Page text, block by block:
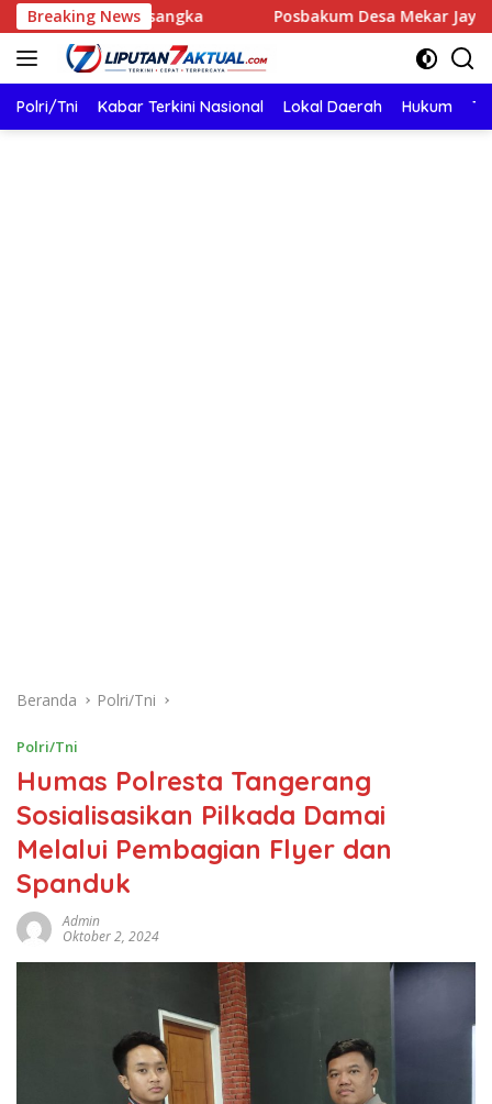
Langsung
ke
konten
Breaking News
Tersangka Posbakum Desa Mekar Jaya Dampingi
Polri/Tni Kabar Terkini Nasional Lokal Daerah Hukum
Beranda Polri/Tni
Polri/Tni
Humas Polresta Tangerang
Sosialisasikan Pilkada Damai
Melalui Pembagian Flyer dan
Spanduk
Admin
Oktober 2, 2024